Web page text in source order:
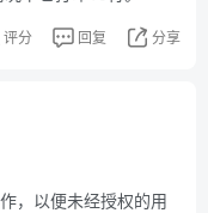
评分 回复 分享
，以便未经授权的用